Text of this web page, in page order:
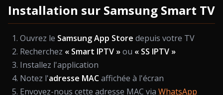
Installation sur Samsung Smart TV
Ouvrez le Samsung App Store depuis votre TV
Recherchez « Smart IPTV »ou « SS IPTV »
Installez l'application
Notez l'adresse MACaffichée à l'écran
Envoyez-nous cette adresse MAC via WhatsApp